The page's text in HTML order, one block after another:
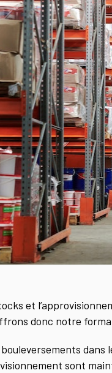
et
donc notre
dans
sont